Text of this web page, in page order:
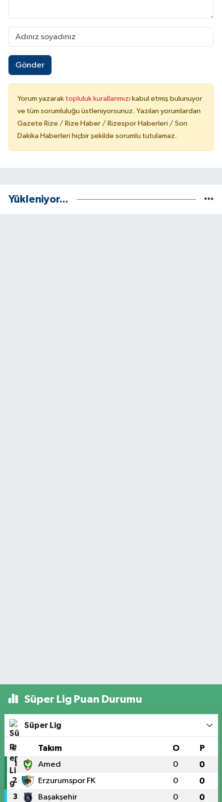
Gönder
Yorum yazarak topluluk kurallarımızı kabul etmiş bulunuyor
ve tüm sorumluluğu üstleniyorsunuz. Yazılan yorumlardan
Gazete Rize / Rize Haber / Rizespor Haberleri / Son
Dakika Haberleri hiçbir şekilde sorumlu tutulamaz.
Yükleniyor...
Süper Lig Puan Durumu
Süper Lig
# Takım O P
1 Amed 0 0
2 Erzurumspor FK 0 0
3 Başakşehir 0 0